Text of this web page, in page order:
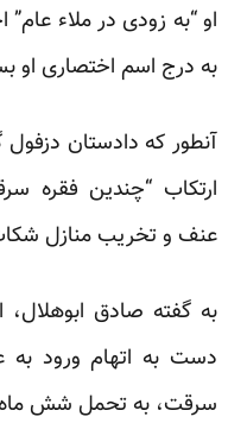
او “به زودی در ملاء
به درج اسم اختصاری او
آنطور که دادستان
ارتکاب “چندین فقره
عنف و تخریب منازل
به گفته صادق ابوهلال،
دست به اتهام ورود
سرقت، به تحمل شش ماه